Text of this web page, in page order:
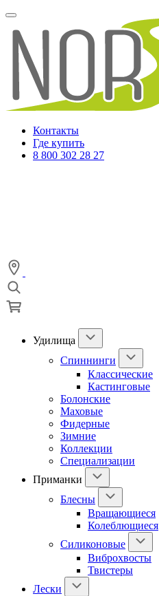
Контакты
Где купить
8 800 302 28 27
Удилища
Спиннинги
Классические
Кастинговые
Болонские
Маховые
Фидерные
Зимние
Коллекции
Специализации
Приманки
Блесны
Вращающиеся
Колеблющиеся
Силиконовые
Виброхвосты
Твистеры
Лески